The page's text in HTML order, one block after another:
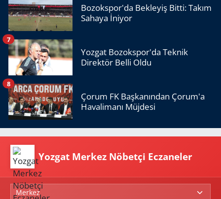
Bozokspor'da Bekleyiş Bitti: Takım
Sahaya İniyor
Yozgat Bozokspor'da Teknik
Direktör Belli Oldu
7
Çorum FK Başkanından Çorum'a
Havalimanı Müjdesi
8
Yozgat Merkez Nöbetçi Eczaneler